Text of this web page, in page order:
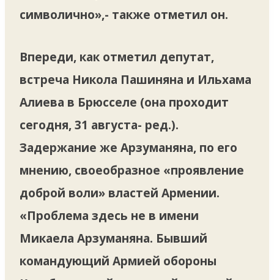
символично»,- также отметил он.
Впереди, как отметил депутат,
встреча Никола Пашиняна и Ильхама
Алиева в Брюсселе (она проходит
сегодня, 31 августа- ред.).
Задержание же Арзуманяна, по его
мнению, своеобразное «проявление
доброй воли» властей Армении.
«Проблема здесь не в имени
Микаела Арзуманяна. Бывший
командующий Армией обороны